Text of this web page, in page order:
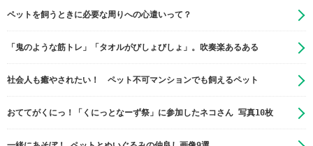
ペットを飼うときに必要な周りへの心遣いって？
「鬼のような筋トレ」「タオルがびしょびしょ」。吹奏楽あるある
社会人も癒やされたい！ ペット不可マンションでも飼えるペット
おててがくにっ！「くにっとなーず祭」に参加したネコさん 写真10枚